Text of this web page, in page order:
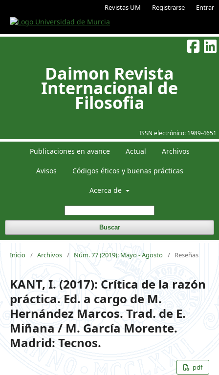
Revistas UM Registrarse Entrar
ISSN electrónico: 1989-4651
Daimon Revista
Internacional de
Filosofia
Publicaciones en avance Actual Archivos
Avisos Códigos éticos y buenas prácticas
Acerca de
Buscar
Inicio / Archivos / Núm. 77 (2019): Mayo - Agosto / Reseñas
KANT, I. (2017): Crítica de la razón
práctica. Ed. a cargo de M.
Hernández Marcos. Trad. de E.
Miñana / M. García Morente.
Madrid: Tecnos.
pdf